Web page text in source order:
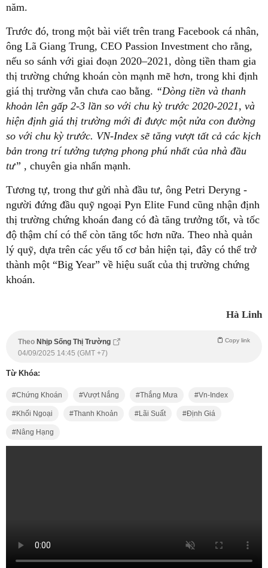
năm.
Trước đó, trong một bài viết trên trang Facebook cá nhân,
ông Lã Giang Trung, CEO Passion Investment cho rằng,
nếu so sánh với giai đoạn 2020–2021, dòng tiền tham gia
thị trường chứng khoán còn mạnh mẽ hơn, trong khi định
giá thị trường vẫn chưa cao bằng. “Dòng tiền và thanh
khoản lên gấp 2-3 lần so với chu kỳ trước 2020-2021, và
hiện định giá thị trường mới đi được một nửa con đường
so với chu kỳ trước. VN-Index sẽ tăng vượt tất cả các kịch
bản trong trí tưởng tượng phong phú nhất của nhà đầu
tư” , chuyên gia nhấn mạnh.
Tương tự, trong thư gửi nhà đầu tư, ông Petri Deryng -
người đứng đầu quỹ ngoại Pyn Elite Fund cũng nhận định
thị trường chứng khoán đang có đà tăng trưởng tốt, và tốc
độ thậm chí có thể còn tăng tốc hơn nữa. Theo nhà quản
lý quỹ, dựa trên các yếu tố cơ bản hiện tại, đây có thể trở
thành một “Big Year” về hiệu suất của thị trường chứng
khoán.
Hà Linh
Theo Nhịp Sống Thị Trường Copy link
04/09/2025 14:45 (GMT +7)
Từ Khóa:
Chứng Khoán Vượt Nắng Thắng Mưa Vn-Index
Khối Ngoại Thanh Khoản Lãi Suất Định Giá
Nâng Hạng